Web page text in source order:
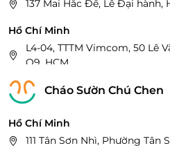
137 Mai Hắc Đế, Lê Đại hành,
Hồ Chí Minh
L4-04, TTTM Vimcom, 50 Lê
Q9, HCM
254 Điện Biên Phủ, P7, Q3,
L4-03, TTTM Vincom , 12 Phan
Cháo Sườn Chú Chen
Hồ Chí Minh
111 Tân Sơn Nhì, Phường Tân